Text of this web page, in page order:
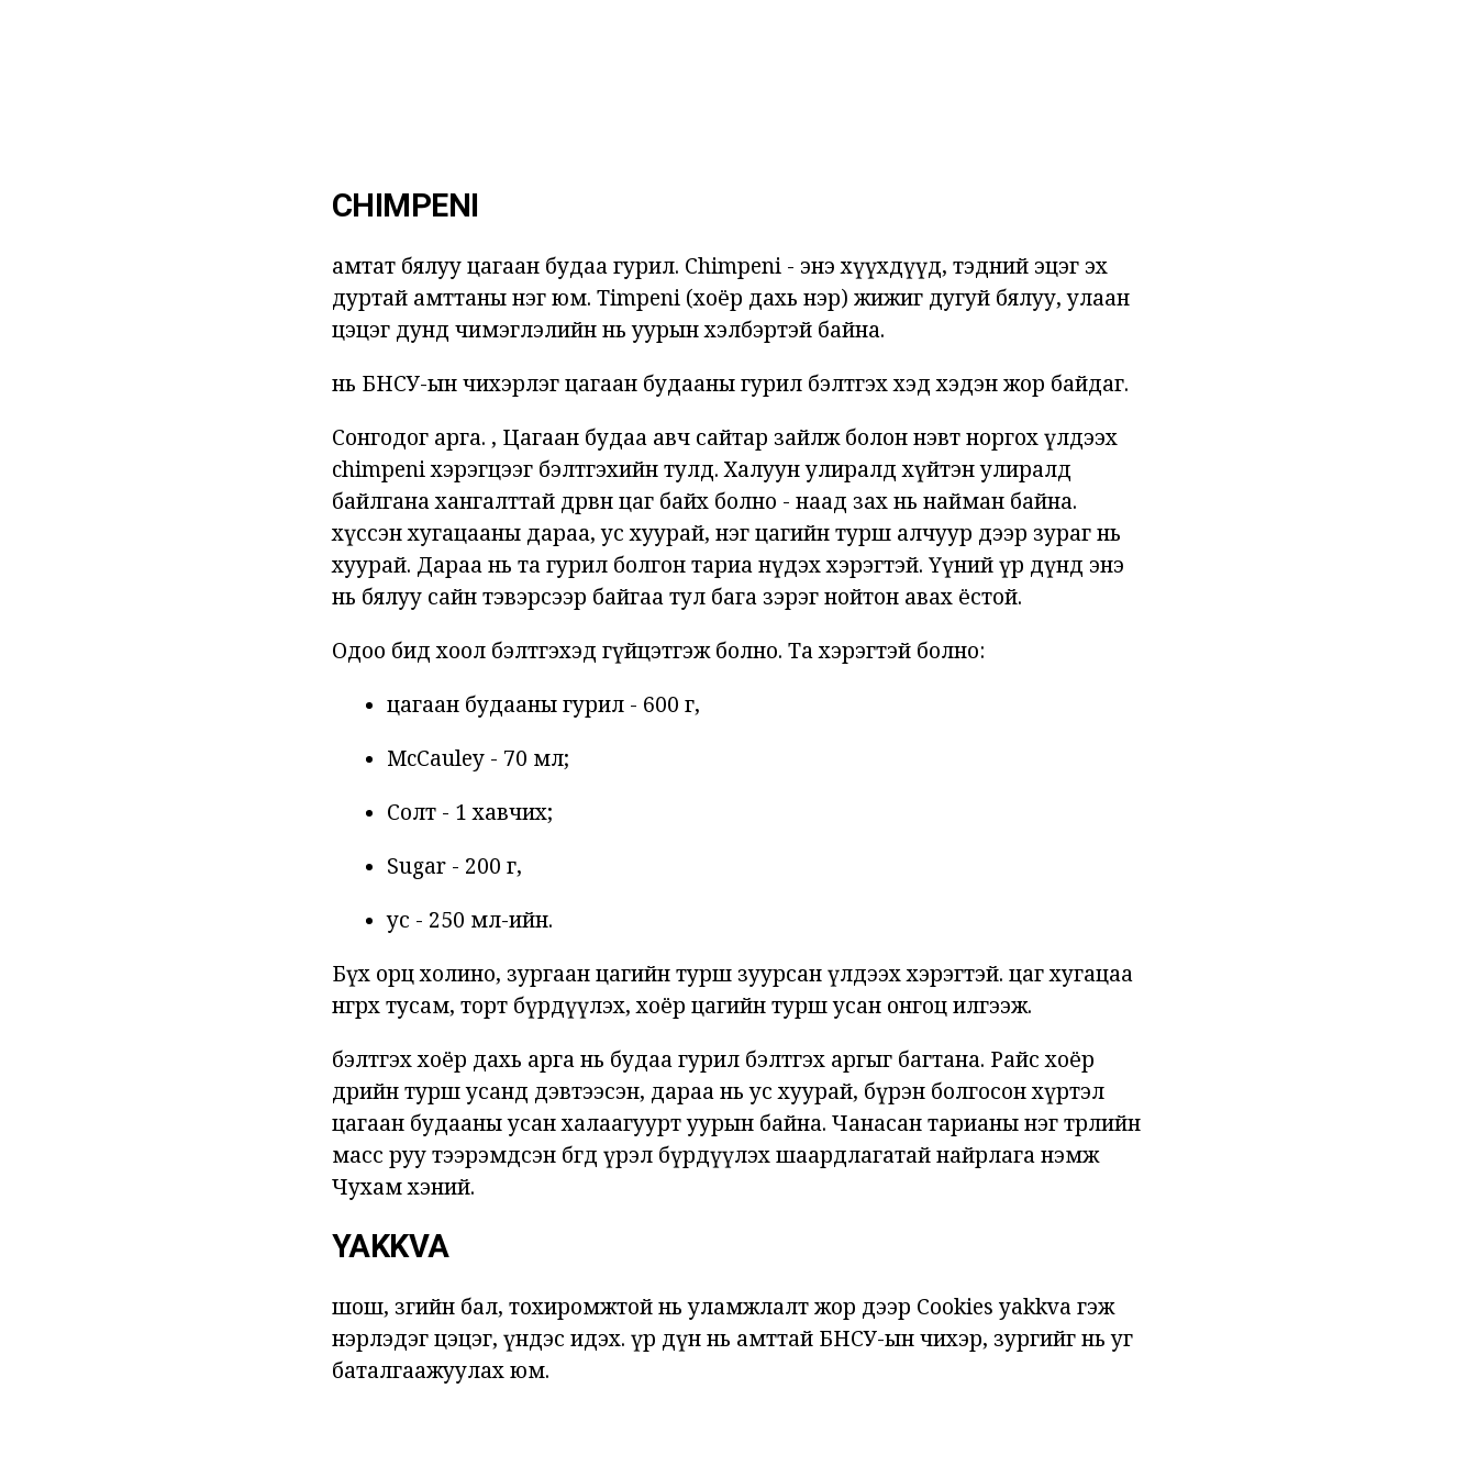
CHIMPENI
амтат бялуу цагаан будаа гурил. Chimpeni - энэ хүүхдүүд, тэдний эцэг эх
дуртай амттаны нэг юм. Timpeni (хоёр дахь нэр) жижиг дугуй бялуу, улаан
цэцэг дунд чимэглэлийн нь уурын хэлбэртэй байна.
нь БНСУ-ын чихэрлэг цагаан будааны гурил бэлтгэх хэд хэдэн жор байдаг.
Сонгодог арга. , Цагаан будаа авч сайтар зайлж болон нэвт норгох үлдээх
chimpeni хэрэгцээг бэлтгэхийн тулд. Халуун улиралд хүйтэн улиралд
байлгана хангалттай дөрвөн цаг байх болно - наад зах нь найман байна.
хүссэн хугацааны дараа, ус хуурай, нэг цагийн турш алчуур дээр зураг нь
хуурай. Дараа нь та гурил болгон тариа нүдэх хэрэгтэй. Үүний үр дүнд энэ
нь бялуу сайн тэвэрсээр байгаа тул бага зэрэг нойтон авах ёстой.
Одоо бид хоол бэлтгэхэд гүйцэтгэж болно. Та хэрэгтэй болно:
цагаан будааны гурил - 600 г,
McCauley - 70 мл;
Солт - 1 хавчих;
Sugar - 200 г,
ус - 250 мл-ийн.
Бүх орц холино, зургаан цагийн турш зуурсан үлдээх хэрэгтэй. цаг хугацаа
өнгөрөх тусам, торт бүрдүүлэх, хоёр цагийн турш усан онгоц илгээж.
бэлтгэх хоёр дахь арга нь будаа гурил бэлтгэх аргыг багтана. Райс хоёр
өдрийн турш усанд дэвтээсэн, дараа нь ус хуурай, бүрэн болгосон хүртэл
цагаан будааны усан халаагуурт уурын байна. Чанасан тарианы нэг төрлийн
масс руу тээрэмдсэн бөгөөд үрэл бүрдүүлэх шаардлагатай найрлага нэмж
Чухам хэний.
YAKKVA
шош, зөгийн бал, тохиромжтой нь уламжлалт жор дээр Cookies yakkva гэж
нэрлэдэг цэцэг, үндэс идэх. үр дүн нь амттай БНСУ-ын чихэр, зургийг нь уг
баталгаажуулах юм.